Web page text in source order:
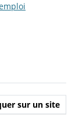
sur un site